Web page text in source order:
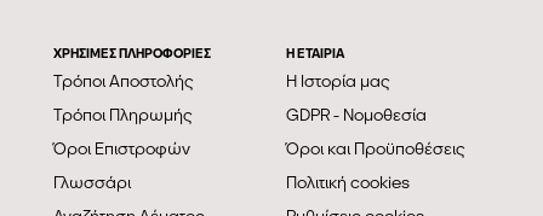
ΧΡΗΣΙΜΕΣ ΠΛΗΡΟΦΟΡΙΕΣ
Τρόποι Αποστολής
Τρόποι Πληρωμής
Όροι Επιστροφών
Γλωσσάρι
Η ΕΤΑΙΡΊΑ
Η Ιστορία μας
GDPR - Νομοθεσία
Όροι και Προϋποθέσεις
Πολιτική cookies